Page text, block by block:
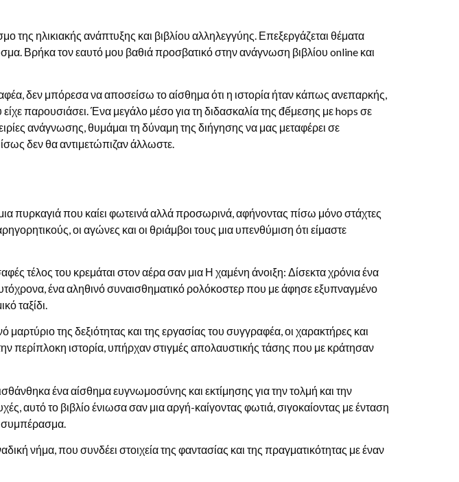
της ηλικιακής ανάπτυξης και βιβλίου αλληλεγγύης. Επεξεργάζεται θέματα
Βρήκα τον εαυτό μου βαθιά προσβατικό στην ανάγνωση βιβλίου online και
δεν μπόρεσα να αποσείσω το αίσθημα ότι η ιστορία ήταν κάπως ανεπαρκής,
είχε παρουσιάσει. Ένα μεγάλο μέσο για τη διδασκαλία της đếμεσης με hops σε
ανάγνωσης, θυμάμαι τη δύναμη της διήγησης να μας μεταφέρει σε
δεν θα αντιμετώπιζαν άλλωστε.
πυρκαγιά που καίει φωτεινά αλλά προσωρινά, αφήνοντας πίσω μόνο στάχτες
οι αγώνες και οι θριάμβοι τους μια υπενθύμιση ότι είμαστε
τέλος του κρεμάται στον αέρα σαν μια Η χαμένη άνοιξη: Δίσεκτα χρόνια ένα
ένα αληθινό συναισθηματικό ρολόκοστερ που με άφησε εξυπναγμένο
ταξίδι.
της δεξιότητας και της εργασίας του συγγραφέα, οι χαρακτήρες και
περίπλοκη ιστορία, υπήρχαν στιγμές απολαυστικής τάσης που με κράτησαν
ένα αίσθημα ευγνωμοσύνης και εκτίμησης για την τολμή και την
αυτό το βιβλίο ένιωσα σαν μια αργή-καίγοντας φωτιά, σιγοκαίοντας με ένταση
συμπέρασμα.
νήμα, που συνδέει στοιχεία της φαντασίας και της πραγματικότητας με έναν